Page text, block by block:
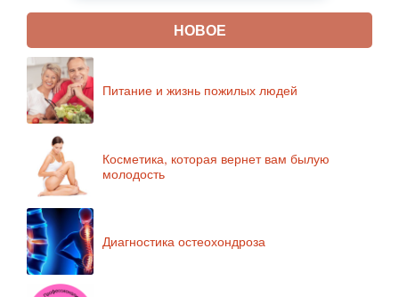
НОВОЕ
Питание и жизнь пожилых людей
Косметика, которая вернет вам былую
молодость
Диагностика остеохондроза